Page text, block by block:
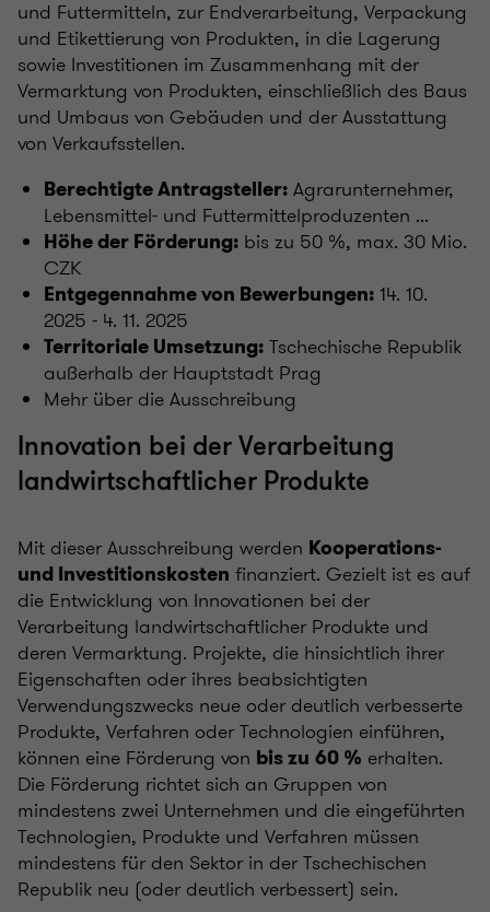
und Futtermitteln, zur Endverarbeitung, Verpackung
und Etikettierung von Produkten, in die Lagerung
sowie Investitionen im Zusammenhang mit der
Vermarktung von Produkten, einschließlich des Baus
und Umbaus von Gebäuden und der Ausstattung
von Verkaufsstellen.
Berechtigte Antragsteller: Agrarunternehmer,
Lebensmittel- und Futtermittelproduzenten ...
Höhe der Förderung: bis zu 50 %, max. 30 Mio.
CZK
Entgegennahme von Bewerbungen: 14. 10.
2025 - 4. 11. 2025
Territoriale Umsetzung: Tschechische Republik
außerhalb der Hauptstadt Prag
Mehr über die Ausschreibung
Innovation bei der Verarbeitung
landwirtschaftlicher Produkte
Mit dieser Ausschreibung werden Kooperations-
und Investitionskosten finanziert. Gezielt ist es auf
die Entwicklung von Innovationen bei der
Verarbeitung landwirtschaftlicher Produkte und
deren Vermarktung. Projekte, die hinsichtlich ihrer
Eigenschaften oder ihres beabsichtigten
Verwendungszwecks neue oder deutlich verbesserte
Produkte, Verfahren oder Technologien einführen,
können eine Förderung von bis zu 60 % erhalten.
Die Förderung richtet sich an Gruppen von
mindestens zwei Unternehmen und die eingeführten
Technologien, Produkte und Verfahren müssen
mindestens für den Sektor in der Tschechischen
Republik neu (oder deutlich verbessert) sein.